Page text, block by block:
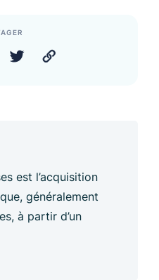
est l’acquisition
généralement
à partir d’un